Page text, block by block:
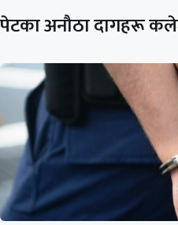
पेटका अनौठा दागहरू